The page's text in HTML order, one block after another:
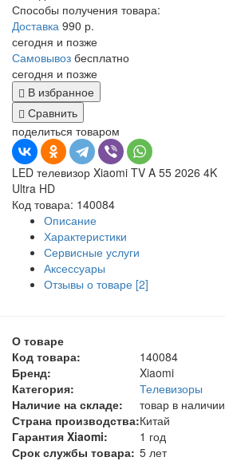
Способы получения товара:
Доставка 990 р.
сегодня и позже
Самовывоз бесплатно
сегодня и позже
В избранное
Сравнить
поделиться товаром
LED телевизор Xiaomi TV A 55 2026 4K
Ultra HD
Код товара: 140084
Описание
Характеристики
Сервисные услуги
Аксессуары
Отзывы о товаре [2]
О товаре
Код товара:
140084
Бренд:
Xiaomi
Категория:
Телевизоры
Наличие на складе:
товар в наличии
Страна производства:Китай
Гарантия Xiaomi:
1 год
Срок службы товара: 5 лет